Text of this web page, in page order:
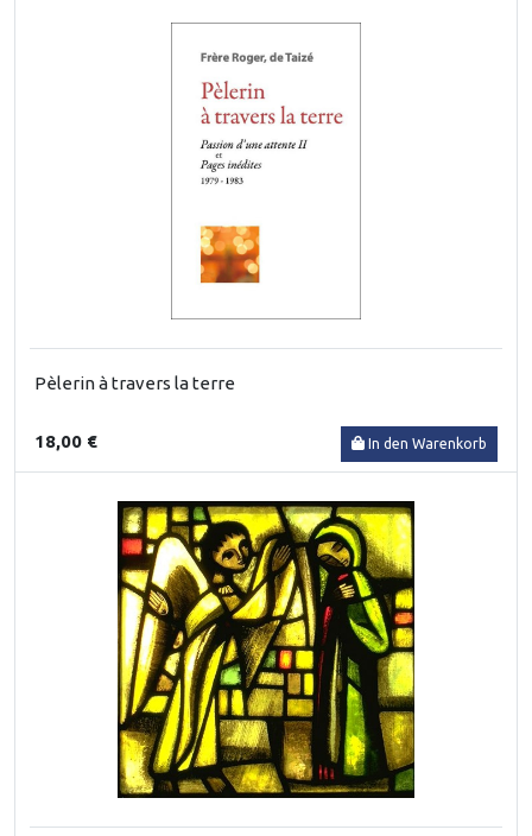
Pèlerin à travers la terre
18,00 € In den Warenkorb